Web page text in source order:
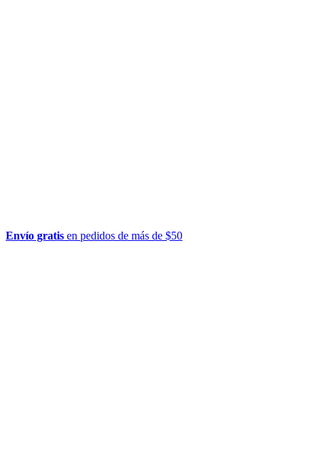
Envío gratis en pedidos de más de $50